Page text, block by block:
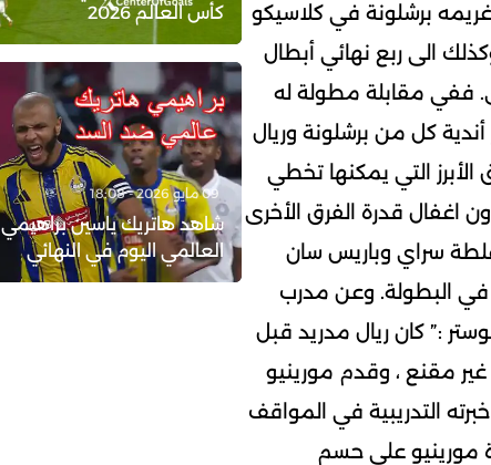
غريمه برشلونة في كلاسيكو
الى ربع نهائي أبطال
ففي مقابلة مطولة له
أندية كل من برشلونة وريال
التي يمكنها تخطي
اغفال قدرة الفرق الأخرى
سراي وباريس سان
في البطولة. وعن مدرب
:” كان ريال مدريد قبل
غير مقنع ، وقدم مورينيو
التدريبية في المواقف
مورينيو على حسم
كأس العالم 2026
09 مايو 2026 - 18:08
شاهد هاتريك ياسين براهيمي
العالمي اليوم في النهائي